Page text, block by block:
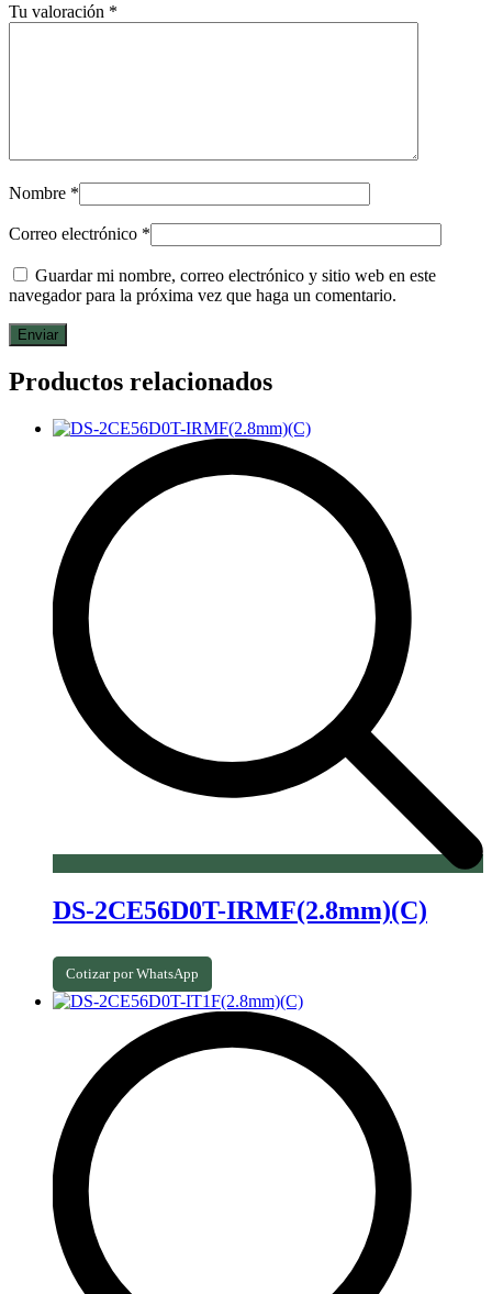
Tu valoración *
Nombre *
Correo electrónico *
Guardar mi nombre, correo electrónico y sitio web en este
navegador para la próxima vez que haga un comentario.
Productos relacionados
DS-2CE56D0T-IRMF(2.8mm)(C)
Cotizar por WhatsApp